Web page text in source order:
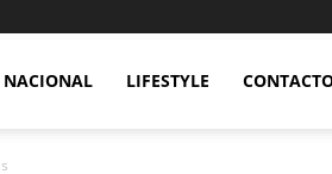
NACIONAL LIFESTYLE